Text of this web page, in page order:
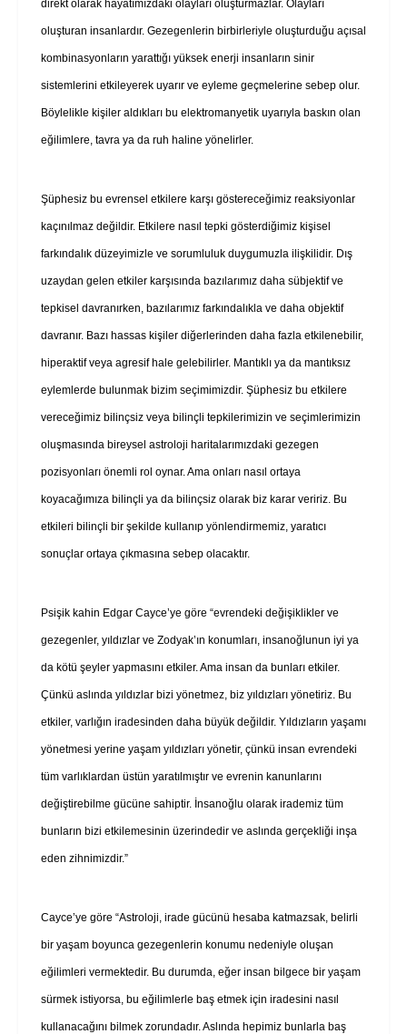
direkt olarak hayatımızdaki olayları oluşturmazlar. Olayları
oluşturan insanlardır. Gezegenlerin birbirleriyle oluşturduğu açısal
kombinasyonların yarattığı yüksek enerji insanların sinir
sistemlerini etkileyerek uyarır ve eyleme geçmelerine sebep olur.
Böylelikle kişiler aldıkları bu elektromanyetik uyarıyla baskın olan
eğilimlere, tavra ya da ruh haline yönelirler.
Şüphesiz bu evrensel etkilere karşı göstereceğimiz reaksiyonlar
kaçınılmaz değildir. Etkilere nasıl tepki gösterdiğimiz kişisel
farkındalık düzeyimizle ve sorumluluk duygumuzla ilişkilidir. Dış
uzaydan gelen etkiler karşısında bazılarımız daha sübjektif ve
tepkisel davranırken, bazılarımız farkındalıkla ve daha objektif
davranır. Bazı hassas kişiler diğerlerinden daha fazla etkilenebilir,
hiperaktif veya agresif hale gelebilirler. Mantıklı ya da mantıksız
eylemlerde bulunmak bizim seçimimizdir. Şüphesiz bu etkilere
vereceğimiz bilinçsiz veya bilinçli tepkilerimizin ve seçimlerimizin
oluşmasında bireysel astroloji haritalarımızdaki gezegen
pozisyonları önemli rol oynar. Ama onları nasıl ortaya
koyacağımıza bilinçli ya da bilinçsiz olarak biz karar veririz. Bu
etkileri bilinçli bir şekilde kullanıp yönlendirmemiz, yaratıcı
sonuçlar ortaya çıkmasına sebep olacaktır.
Psişik kahin Edgar Cayce’ye göre “evrendeki değişiklikler ve
gezegenler, yıldızlar ve Zodyak’ın konumları, insanoğlunun iyi ya
da kötü şeyler yapmasını etkiler. Ama insan da bunları etkiler.
Çünkü aslında yıldızlar bizi yönetmez, biz yıldızları yönetiriz. Bu
etkiler, varlığın iradesinden daha büyük değildir. Yıldızların yaşamı
yönetmesi yerine yaşam yıldızları yönetir, çünkü insan evrendeki
tüm varlıklardan üstün yaratılmıştır ve evrenin kanunlarını
değiştirebilme gücüne sahiptir. İnsanoğlu olarak irademiz tüm
bunların bizi etkilemesinin üzerindedir ve aslında gerçekliği inşa
eden zihnimizdir.”
Cayce’ye göre “Astroloji, irade gücünü hesaba katmazsak, belirli
bir yaşam boyunca gezegenlerin konumu nedeniyle oluşan
eğilimleri vermektedir. Bu durumda, eğer insan bilgece bir yaşam
sürmek istiyorsa, bu eğilimlerle baş etmek için iradesini nasıl
kullanacağını bilmek zorundadır. Aslında hepimiz bunlarla baş